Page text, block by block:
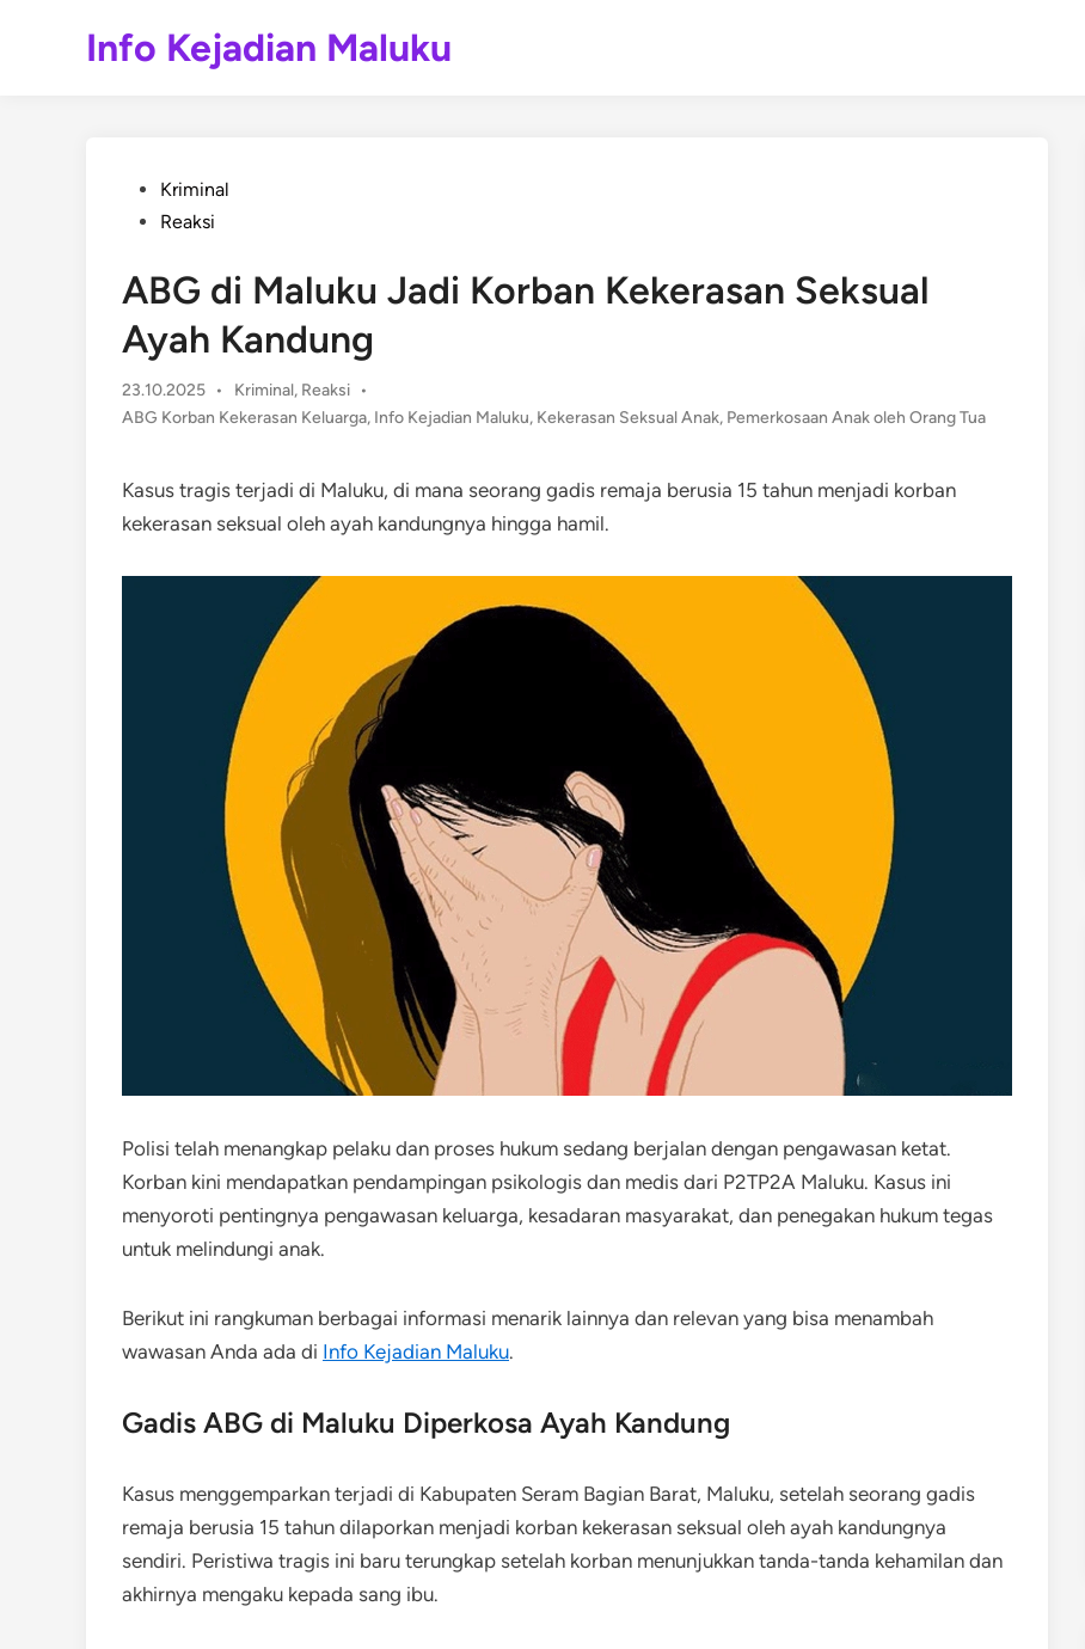
Info Kejadian Maluku
PostedKriminal
Reaksi
ABG di Maluku Jadi Korban Kekerasan Seksual
Ayah Kandung
23.10.2025 •
Posted
in
Kriminal, Reaksi
•
ABG Korban Kekerasan Keluarga, Info Kejadian Maluku, Kekerasan Seksual Anak, Pemerkosaan Anak oleh Orang Tua
Kasus tragis terjadi di Maluku, di mana seorang gadis remaja berusia 15 tahun menjadi korban
kekerasan seksual oleh ayah kandungnya hingga hamil.
Polisi telah menangkap pelaku dan proses hukum sedang berjalan dengan pengawasan ketat.
Korban kini mendapatkan pendampingan psikologis dan medis dari P2TP2A Maluku. Kasus ini
menyoroti pentingnya pengawasan keluarga, kesadaran masyarakat, dan penegakan hukum tegas
untuk melindungi anak.
Berikut ini rangkuman berbagai informasi menarik lainnya dan relevan yang bisa menambah
wawasan Anda ada di Info Kejadian Maluku.
Gadis ABG di Maluku Diperkosa Ayah Kandung
Kasus menggemparkan terjadi di Kabupaten Seram Bagian Barat, Maluku, setelah seorang gadis
remaja berusia 15 tahun dilaporkan menjadi korban kekerasan seksual oleh ayah kandungnya
sendiri. Peristiwa tragis ini baru terungkap setelah korban menunjukkan tanda-tanda kehamilan dan
akhirnya mengaku kepada sang ibu.